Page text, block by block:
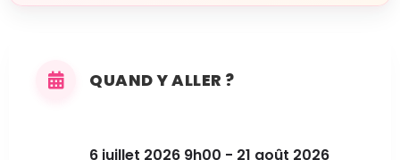
QUAND Y ALLER ?
6 juillet 2026 9h00 - 21 août 2026